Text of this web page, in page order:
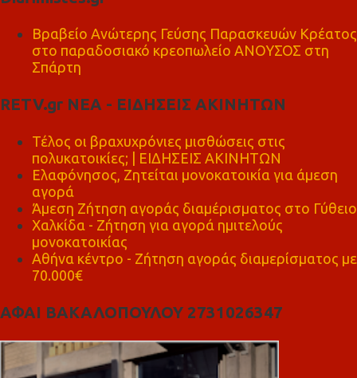
Βραβείο Ανώτερης Γεύσης Παρασκευών Κρέατος
στο παραδοσιακό κρεοπωλείο ΑΝΟΥΣΟΣ στη
Σπάρτη
RETV.gr ΝΕΑ - ΕΙΔΗΣΕΙΣ ΑΚΙΝΗΤΩΝ
Τέλος οι βραχυχρόνιες μισθώσεις στις
πολυκατοικίες; | ΕΙΔΗΣΕΙΣ ΑΚΙΝΗΤΩΝ
Ελαφόνησος, Ζητείται μονοκατοικία για άμεση
αγορά
Άμεση Ζήτηση αγοράς διαμέρισματος στο Γύθειο
Χαλκίδα - Ζήτηση για αγορά ημιτελούς
μονοκατοικίας
Αθήνα κέντρο - Ζήτηση αγοράς διαμερίσματος με
70.000€
ΑΦΑΙ ΒΑΚΑΛΟΠΟΥΛΟΥ 2731026347